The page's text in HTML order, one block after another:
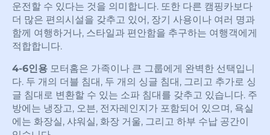
운전할 수 있다는 것을 의미합니다. 또한 다른 캠핑카보다
더 많은 편의시설을 갖추고 있어, 장기 사용이나 여러 명과
함께 여행하거나, 스타일과 편안함을 추구하는 여행객에게
적합합니다.
4-6인용 모터홈은 가족이나 큰 그룹에게 완벽한 선택입니
다. 두 개의 더블 침대, 두 개의 싱글 침대, 그리고 추가로 싱
글 침대로 변환할 수 있는 소파 침대를 갖추고 있습니다. 주
방에는 냉장고, 오븐, 전자레인지가 포함되어 있으며, 욕실
에는 화장실, 샤워실, 화장 거울, 그리고 하부 수납 공간이